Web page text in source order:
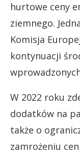
hurtowe ceny
ziemnego.
Komisja
kontynuacji
W 2022 roku
dodatków na
także o
zamrożeniu